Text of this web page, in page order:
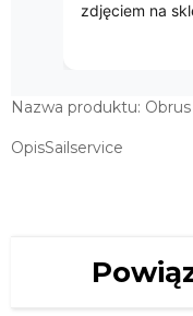
zdjęciem na
Nazwa produktu:
OpisSailservice